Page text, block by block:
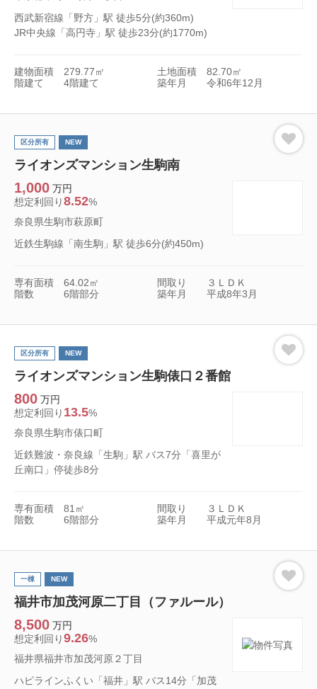
西武新宿線「野方」駅 徒歩5分(約360m)
JR中央線「高円寺」駅 徒歩23分(約1770m)
建物面積 279.77㎡ 土地面積
82.70㎡
階建て
4階建て 築年月 令和6年12月
ライオンズマンション生駒南
区分所有 NEW
1,000 万円
想定利回り8.52%
奈良県生駒市萩原町
近鉄生駒線「南生駒」駅 徒歩6分(約450m)
専有面積 64.02㎡ 間取り
３ＬＤＫ
階数
6階部分 築年月 平成8年3月
ライオンズマンション生駒俵口２番館
区分所有 NEW
800 万円
想定利回り 13.5%
奈良県生駒市俵口町
近鉄難波・奈良線「生駒」駅 バス7分「喜里が
丘南口」停徒歩8分
専有面積 81㎡ 間取り
３ＬＤＫ
階数
6階部分 築年月 平成元年8月
福井市加茂河原二丁目（ファルール）
一棟 NEW
8,500 万円
想定利回り9.26%
福井県福井市加茂河原２丁目
ハピラインふくい「福井」駅 バス14分「加茂